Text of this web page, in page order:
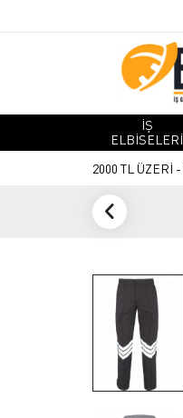
İŞ
ELBİSELERİ
2000 TL ÜZERİ -